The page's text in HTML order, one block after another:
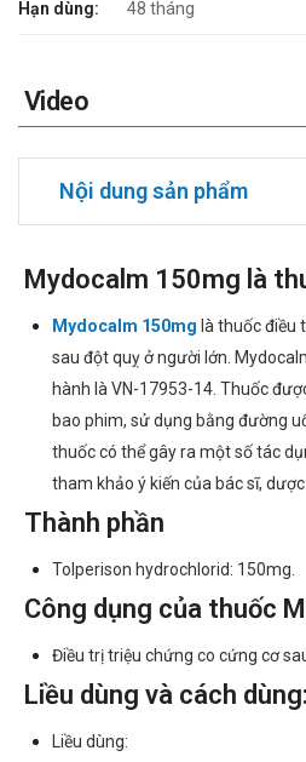
Hạn dùng: 48 tháng
Video
Nội dung sản phẩm
Mydocalm 150mg là
Mydocalm 150mg là thuốc điều
sau đột quỵ ở người lớn.
hành là VN-17953-14. Thuốc
bao phim, sử dụng bằng đường
thuốc có thể gây ra một số tác
tham khảo ý kiến của bác sĩ,
Thành phần
Tolperison hydrochlorid: 150mg.
Công dụng của thuốc
Điều trị triệu chứng co cứng cơ
Liều dùng và cách dùng:
Liều dùng: